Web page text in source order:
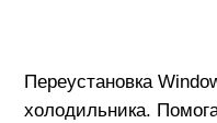
Переустановка
холодильника.